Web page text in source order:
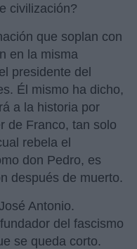
civilización?
que soplan con
en la misma
presidente del
Él mismo ha dicho,
a la historia por
de Franco, tan solo
rebela el
don Pedro, es
después de muerto.
Antonio.
del fascismo
se queda corto.